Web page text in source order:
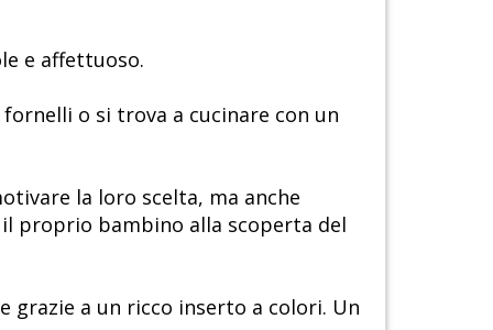
e affettuoso.
o si trova a cucinare con un
la loro scelta, ma anche
proprio bambino alla scoperta del
grazie a un ricco inserto a colori. Un